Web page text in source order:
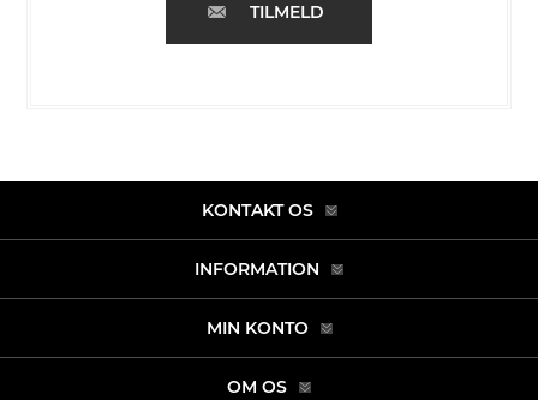
TILMELD
KONTAKT OS
INFORMATION
MIN KONTO
OM OS